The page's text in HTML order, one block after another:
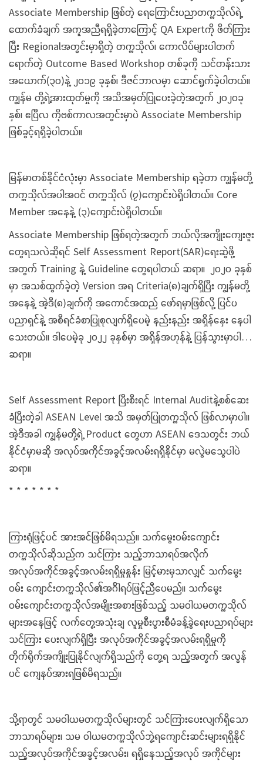
Associate Membership ဖြစ်တဲ့ ရေကြောင်းပညာတက္ကသိုလ်ရဲ့
ထောက်ခံချက် အကူအညီရရှိခဲ့တာကြောင့် QA Expertကို ဖိတ်ကြား
ပြီး Regionalအတွင်းမှာရှိတဲ့ တက္ကသိုလ်၊ ကောလိပ်များပါတက်
ရောက်တဲ့ Outcome Based Workshop တစ်ခုကို သင်တန်းသား
အယောက်(၃၀)နဲ့ ၂၀၁၉ ခုနှစ်၊ ဒီဇင်ဘာလမှာ ဆောင်ရွက်ခဲ့ပါတယ်။
ကျွန်မ တို့ရဲ့အားထုတ်မှုကို အသိအမှတ်ပြုပေးခဲ့တဲ့အတွက် ၂၀၂၀ခု
နှစ်၊ ဧပြီလ ကိုဗစ်ကာလအတွင်းမှာပဲ Associate Membership
ဖြစ်ခွင့်ရရှိခဲ့ပါတယ်။
မြန်မာတစ်နိုင်ငံလုံးမှာ Associate Membership ရခဲ့တာ ကျွန်မတို့
တက္ကသိုလ်အပါအဝင် တက္ကသိုလ် (၇)ကျောင်းပဲရှိပါတယ်။ Core
Member အနေနဲ့ (၃)ကျောင်းပဲရှိပါတယ်။
Associate Membership ဖြစ်ရတဲ့အတွက် ဘယ်လိုအကျိုးကျေးဇူး
တွေရသလဲဆိုရင် Self Assessment Report(SAR)ရေးဆွဲဖို့
အတွက် Training နဲ့ Guideline တွေရပါတယ် ဆရာ။ ၂၀၂၀ ခုနှစ်
မှာ အသစ်ထွက်ခဲ့တဲ့ Version အရ Criteria(၈)ချက်ရှိပြီး ကျွန်မတို့
အနေနဲ့ အဲ့ဒီ(၈)ချက်ကို အကောင်အထည် ဖော်ရမှာဖြစ်လို့ ပြင်ပ
ပညာရှင်နဲ့ အစီရင်ခံစာပြုစုလျက်ရှိပေမဲ့ နည်းနည်း အရှိန်နှေး နေပါ
သေးတယ်။ ဒါပေမဲ့ခု ၂၀၂၂ ခုနှစ်မှာ အရှိန်အဟုန်နဲ့ ပြန်သွားမှာပါ…
ဆရာ။
Self Assessment Report ပြီးစီးရင် Internal Auditနဲ့စစ်ဆေး
ခံပြီးတဲ့ခါ ASEAN Level အသိ အမှတ်ပြုတက္ကသိုလ် ဖြစ်လာမှာပါ။
အဲ့ဒီအခါ ကျွန်မတို့ရဲ့ Product တွေဟာ ASEAN ဒေသတွင်း ဘယ်
နိုင်ငံမှာမဆို အလုပ်အကိုင်အခွင့်အလမ်းရရှိနိုင်မှာ မလွဲမသွေပါပဲ
ဆရာ။
* * * * * * *
ကြားရုံဖြင့်ပင် အားအင်ဖြစ်မိရသည်။ သက်မွေးဝမ်းကျောင်း
တက္ကသိုလ်ဆိုသည်က သင်ကြား သည့်ဘာသာရပ်အလိုက်
အလုပ်အကိုင်အခွင့်အလမ်းရရှိမှုနှုန်း မြင့်မားမှသာလျှင် သက်မွေး
ဝမ်း ကျောင်းတက္ကသိုလ်၏အင်္ဂါရပ်ဖြင့်ညီပေမည်။ သက်မွေး
ဝမ်းကျောင်းတက္ကသိုလ်အမျိုးအစားဖြစ်သည့် သမဝါယမတက္ကသိုလ်
များအနေဖြင့် လက်တွေ့အသုံးချ လူမှုစီးပွားစီမံခန့်ခွဲရေးပညာရပ်များ
သင်ကြား ပေးလျက်ရှိပြီး အလုပ်အကိုင်အခွင့်အလမ်းရရှိမှုကို
တိုက်ရိုက်အကျိုးပြုနိုင်လျက်ရှိသည်ကို တွေ့ရ သည့်အတွက် အလွန်
ပင် ကျေနပ်အားရဖြစ်မိရသည်။
သို့ရာတွင် သမဝါယမတက္ကသိုလ်များတွင် သင်ကြားပေးလျက်ရှိသော
ဘာသာရပ်များ၊ သမ ဝါယမတက္ကသိုလ်ဘွဲ့ရကျောင်းဆင်းများရရှိနိုင်
သည့်အလုပ်အကိုင်အခွင့်အလမ်း၊ ရရှိနေသည့်အလုပ် အကိုင်များ